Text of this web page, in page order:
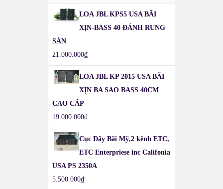
LOA JBL KPS5 USA BÃI
XỊN-BASS 40 ĐÁNH RUNG
SÀN
21.000.000₫
LOA JBL KP 2015 USA BÃI
XỊN BA SAO BASS 40CM
CAO CẤP
19.000.000₫
Cục Đẩy Bãi Mỹ,2 kênh ETC,
ETC Enterpriese inc Califonia
USA PS 2350A
5.500.000₫